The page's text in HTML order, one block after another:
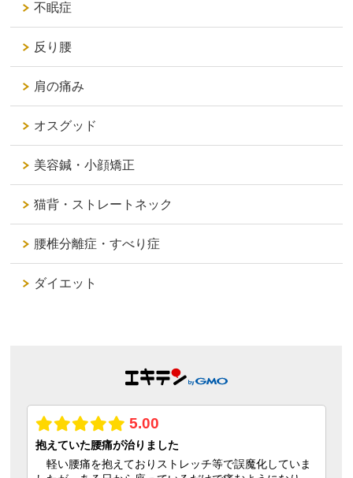
不眠症
反り腰
肩の痛み
オスグッド
美容鍼・小顔矯正
猫背・ストレートネック
腰椎分離症・すべり症
ダイエット